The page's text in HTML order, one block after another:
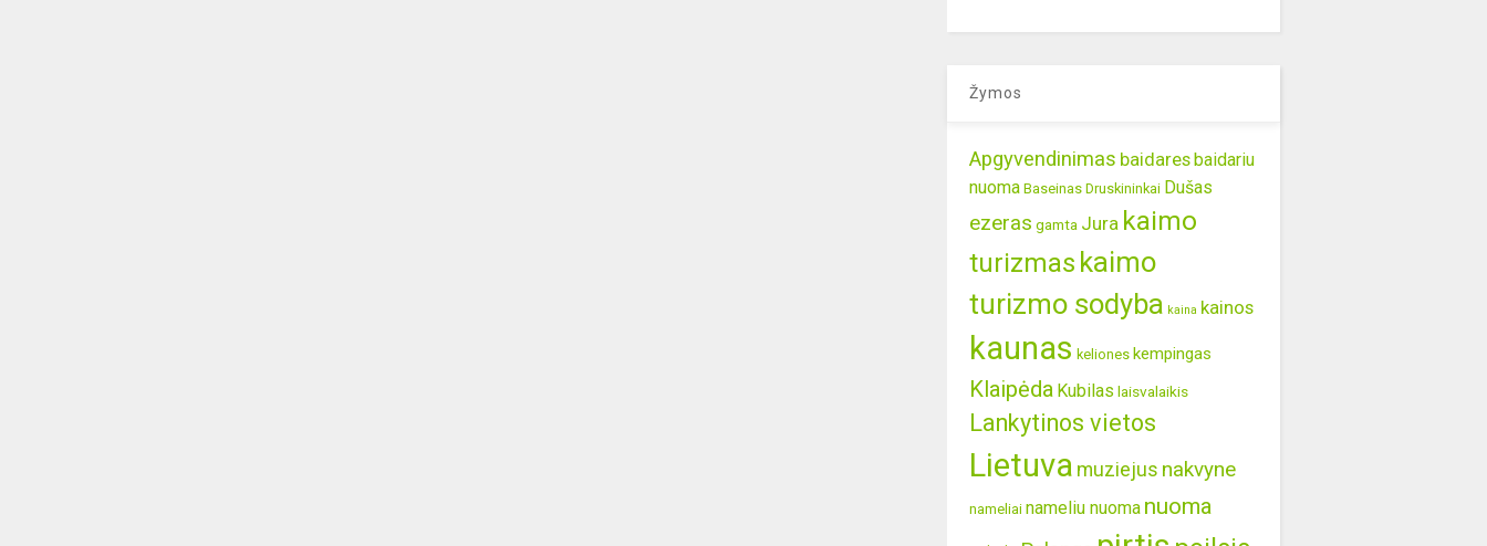
Žymos
Apgyvendinimas baidaresbaidariu
nuoma Baseinas Druskininkai Dušas
ezeras gamta Jura kaimo
turizmas kaimo
turizmo sodyba kaina kainos
kaunas keliones kempingas
Klaipėda Kubilas laisvalaikis
Lankytinos vietos
Lietuva muziejus nakvyne
nameliai nameliu nuoma nuoma